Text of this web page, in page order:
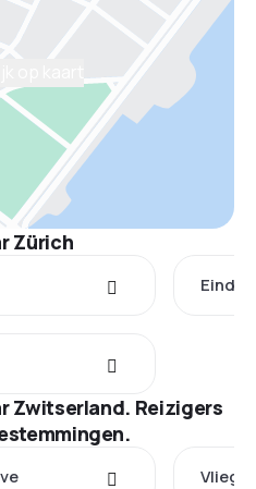
Zürich
Zwitserland. Reizigers